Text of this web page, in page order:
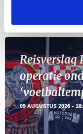
Reisverslag
operatie
09 AUGUSTUS 2026 -